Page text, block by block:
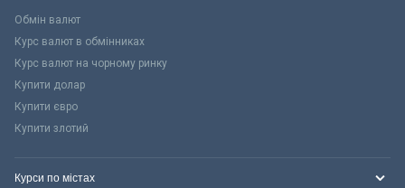
Обмін валют
Курс валют в обмінниках
Курс валют на чорному ринку
Купити долар
Купити євро
Купити злотий
Курси по містах